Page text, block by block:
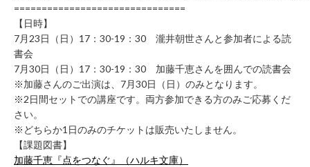
===============================
【日時】
7月23日（日）17：30-19：30 瀧井朝世さんと参加者による読
書会
7月30日（日）17：30-19：30 加藤千恵さんを囲んでの読書会
※加藤さんのご出演は、7月30日（日）のみとなります。
※2日間セットでの講座です。両方参加できる方のみご応募くだ
さい。
※どちらか1日のみのチケットは販売いたしません。
【課題図書】
加藤千恵『点をつなぐ』（ハルキ文庫）
の
方
会
登
録
済
み
の
方